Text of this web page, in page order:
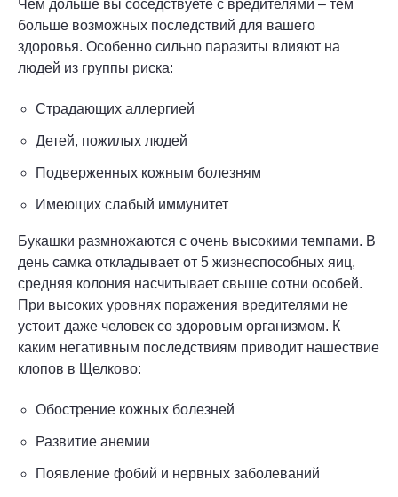
Чем дольше вы соседствуете с вредителями – тем
больше возможных последствий для вашего
здоровья. Особенно сильно паразиты влияют на
людей из группы риска:
Страдающих аллергией
Детей, пожилых людей
Подверженных кожным болезням
Имеющих слабый иммунитет
Букашки размножаются с очень высокими темпами. В
день самка откладывает от 5 жизнеспособных яиц,
средняя колония насчитывает свыше сотни особей.
При высоких уровнях поражения вредителями не
устоит даже человек со здоровым организмом. К
каким негативным последствиям приводит нашествие
клопов в Щелково:
Обострение кожных болезней
Развитие анемии
Появление фобий и нервных заболеваний